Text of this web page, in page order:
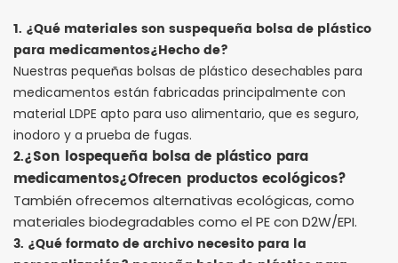
1. ¿Qué materiales son suspequeña bolsa de plástico
para medicamentos¿Hecho de?
Nuestras pequeñas bolsas de plástico desechables para
medicamentos están fabricadas principalmente con
material LDPE apto para uso alimentario, que es seguro,
inodoro y a prueba de fugas.
2.¿Son lospequeña bolsa de plástico para
medicamentos¿Ofrecen productos ecológicos?
También ofrecemos alternativas ecológicas, como
materiales biodegradables como el PE con D2W/EPI.
3. ¿Qué formato de archivo necesito para la